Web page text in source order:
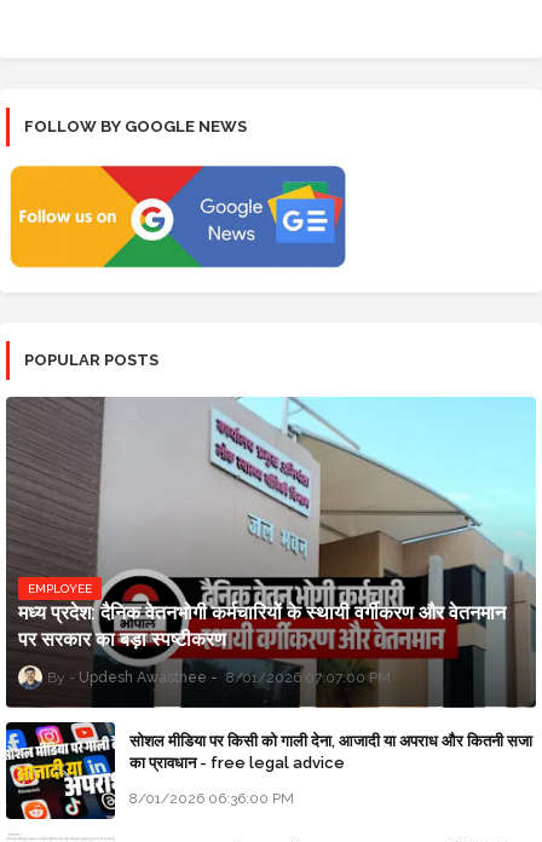
FOLLOW BY GOOGLE NEWS
POPULAR POSTS
EMPLOYEE
मध्य प्रदेश: दैनिक वेतनभोगी कर्मचारियों के स्थायी वर्गीकरण और वेतनमान
पर सरकार का बड़ा स्पष्टीकरण
Updesh Awasthee 8/01/2026 07:07:00 PM
सोशल मीडिया पर किसी को गाली देना, आजादी या अपराध और कितनी सजा
का प्रावधान - free legal advice
8/01/2026 06:36:00 PM